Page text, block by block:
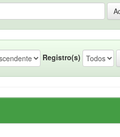
Registro(s)